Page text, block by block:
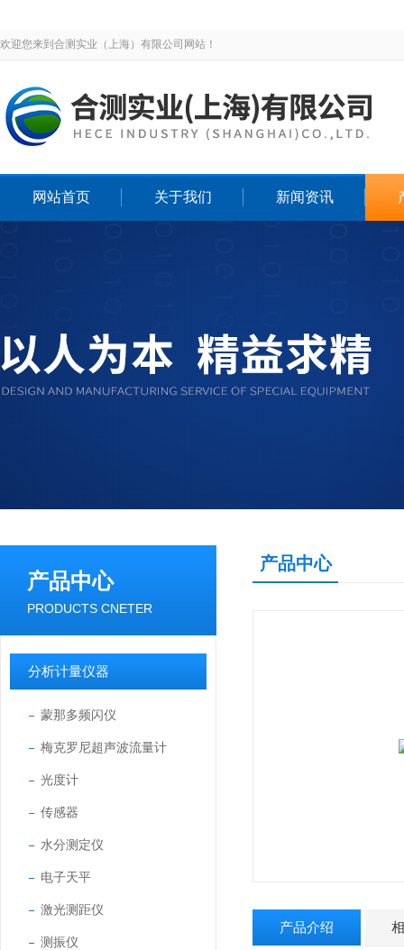
欢迎您来到合测实业（上海）有限公司网站！
网站首页 关于我们 新闻资讯
产品中心
PRODUCTS CNETER
分析计量仪器
蒙那多频闪仪
梅克罗尼超声波流量计
光度计
传感器
水分测定仪
电子天平
激光测距仪
测振仪
产品中心
产品介绍